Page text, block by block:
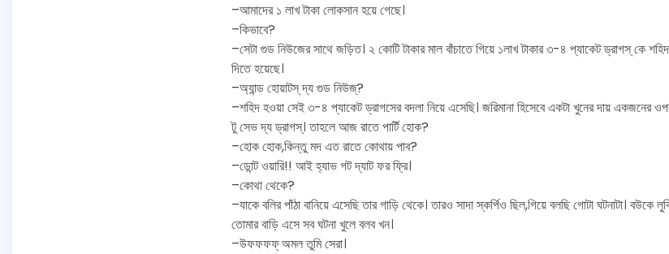
–আমাদের ১ লাখ টাকা লোকসান হয়ে গেছে।
–কিভাবে?
–সেটা গুড নিউজের সাথে জড়িত। ২ কোটি টাকার মাল বাঁচাতে গিয়ে ১লাখ টাকার ৩-৪ প্যাকেট ড্রাগস্ কে
দিতে হয়েছে।
–অ্যান্ড হোয়াটস্ দ্য গুড নিউজ্?
–শহিদ হ‌ওয়া সেই ৩-৪ প্যাকেট ড্রাগসের বদলা নিয়ে এসেছি। জরিমানা হিসেবে একটা খুনের দায় একজনের
টু সেভ দ্য ড্রাগস্। তাহলে আজ রাতে পার্টি হোক?
–হোক হোক,কিন্তু মদ এত রাতে কোথায় পাব?
–ডোন্ট ওয়ারি!! আই হ্যাভ গট দ্যাট ফর ফ্রি।
–কোথা থেকে?
–যাকে বলির পাঁঠা বানিয়ে এসেছি তার গাড়ি থেকে। তার‌ও সাদা স্কর্পিও ছিল,গিয়ে বলছি গোটা ঘটনাটা। ব‌উকে
তোমার বাড়ি এসে সব ঘটনা খুলে বলব খন।
–উফফফফ্ অমল তুমি সেরা।